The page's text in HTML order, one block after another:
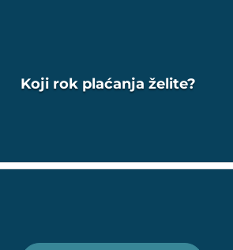
Koji rok plaćanja želite?